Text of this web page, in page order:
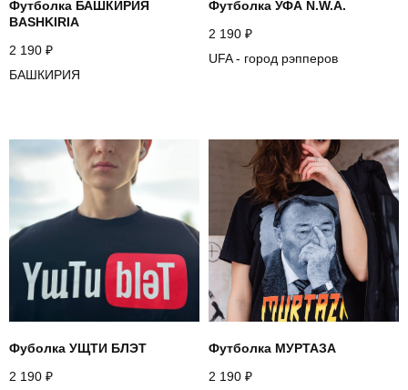
Футболка БАШКИРИЯ
BASHKIRIA
2 190 ₽
БАШКИРИЯ
Футболка УФА N.W.A.
2 190 ₽
UFA - город рэпперов
Фуболка УЩТИ БЛЭТ
2 190 ₽
Футболка МУРТАЗА
2 190 ₽